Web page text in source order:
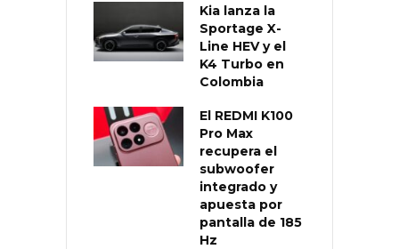
Kia lanza la
Sportage X-
Line HEV y el
K4 Turbo en
Colombia
El REDMI K100
Pro Max
recupera el
subwoofer
integrado y
apuesta por
pantalla de 185
Hz